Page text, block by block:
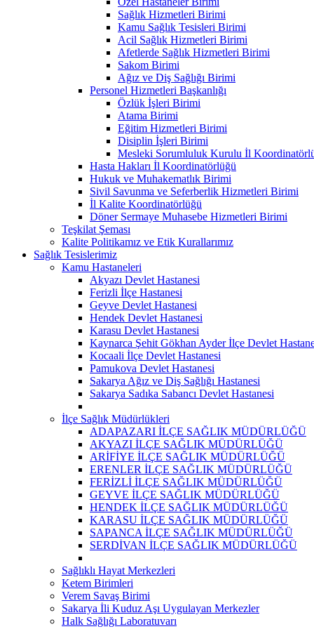
Sağlık Hizmetleri Birimi
Kamu Sağlık Tesisleri Birimi
Acil Sağlık Hizmetleri Birimi
Afetlerde Sağlık Hizmetleri Birimi
Sakom Birimi
Ağız ve Diş Sağlığı Birimi
Personel Hizmetleri Başkanlığı
Özlük İşleri Birimi
Atama Birimi
Eğitim Hizmetleri Birimi
Disiplin İşleri Birimi
Mesleki Sorumluluk Kurulu İl
Hasta Hakları İl Koordinatörlüğü
Hukuk ve Muhakematlık Birimi
Sivil Savunma ve Seferberlik Hizmetleri Birimi
İl Kalite Koordinatörlüğü
Döner Sermaye Muhasebe Hizmetleri Birimi
Teşkilat Şeması
Kalite Politikamız ve Etik Kurallarımız
Sağlık Tesislerimiz
Kamu Hastaneleri
Akyazı Devlet Hastanesi
Ferizli İlçe Hastanesi
Geyve Devlet Hastanesi
Hendek Devlet Hastanesi
Karasu Devlet Hastanesi
Kaynarca Şehit Gökhan Ayder İlçe Devlet
Kocaali İlçe Devlet Hastanesi
Pamukova Devlet Hastanesi
Sakarya Ağız ve Diş Sağlığı Hastanesi
Sakarya Sadıka Sabancı Devlet Hastanesi
İlçe Sağlık Müdürlükleri
ADAPAZARI İLÇE SAĞLIK MÜDÜRLÜĞÜ
AKYAZI İLÇE SAĞLIK MÜDÜRLÜĞÜ
ARİFİYE İLÇE SAĞLIK MÜDÜRLÜĞÜ
ERENLER İLÇE SAĞLIK MÜDÜRLÜĞÜ
FERİZLİ İLÇE SAĞLIK MÜDÜRLÜĞÜ
GEYVE İLÇE SAĞLIK MÜDÜRLÜĞÜ
HENDEK İLÇE SAĞLIK MÜDÜRLÜĞÜ
KARASU İLÇE SAĞLIK MÜDÜRLÜĞÜ
SAPANCA İLÇE SAĞLIK MÜDÜRLÜĞÜ
SERDİVAN İLÇE SAĞLIK MÜDÜRLÜĞÜ
Sağlıklı Hayat Merkezleri
Ketem Birimleri
Verem Savaş Birimi
Sakarya İli Kuduz Aşı Uygulayan Merkezler
Halk Sağlığı Laboratuvarı